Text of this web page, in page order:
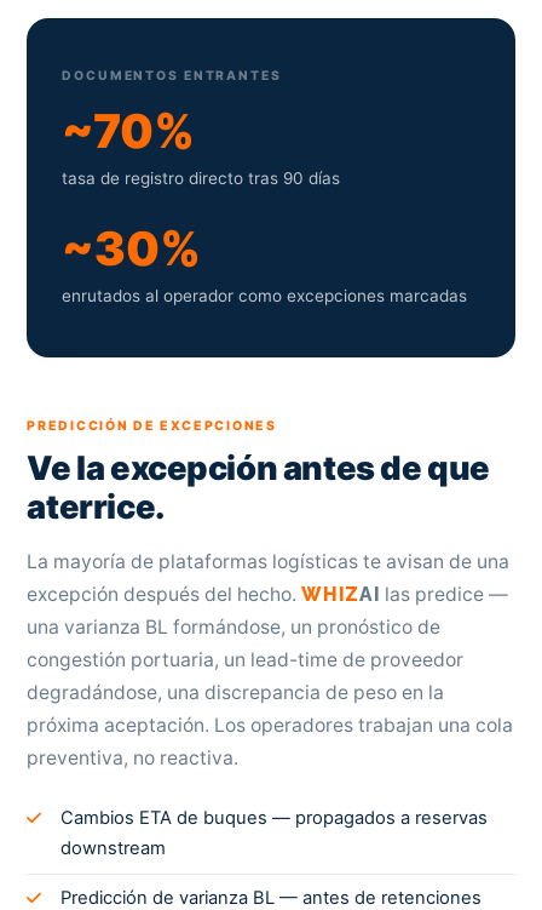
DOCUMENTOS ENTRANTES
~70%
tasa de registro directo tras 90 días
~30%
enrutados al operador como excepciones marcadas
PREDICCIÓN DE EXCEPCIONES
Ve la excepción antes de que
aterrice.
La mayoría de plataformas logísticas te avisan de una
excepción después del hecho.WHIZAI las predice —
una varianza BL formándose, un pronóstico de
congestión portuaria, un lead-time de proveedor
degradándose, una discrepancia de peso en la
próxima aceptación. Los operadores trabajan una cola
preventiva, no reactiva.
Cambios ETA de buques — propagados a reservas
downstream
Predicción de varianza BL — antes de retenciones